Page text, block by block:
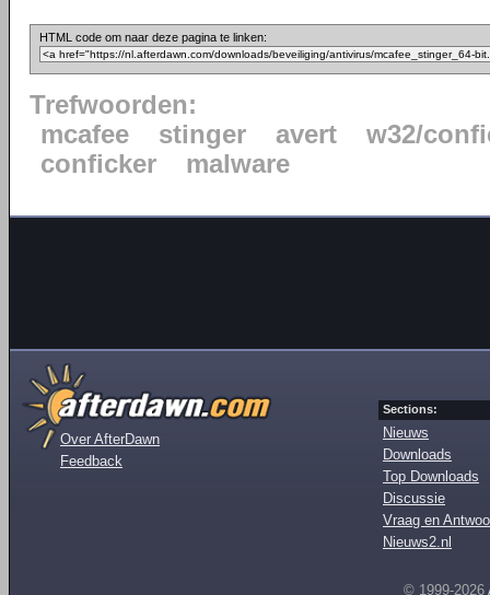
HTML code om naar deze pagina te linken:
Trefwoorden:
mcafee
stinger avert
w32/
conficker
malware
Over AfterDawn
Feedback
Sections:
Nieuws
Downloads
Top Downloads
Discussie
Vraag en
Nieuws2.nl
© 1999-2026